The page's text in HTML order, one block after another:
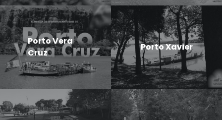
Porto Vera
Cruz
Porto Xavier